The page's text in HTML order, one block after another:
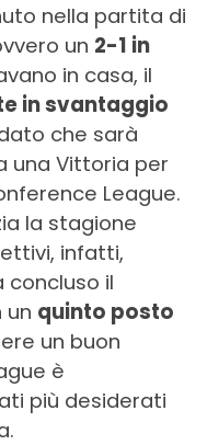
nella partita di
un 2-1 in
in casa, il
in svantaggio
che sarà
una Vittoria per
League.
la stagione
infatti,
concluso il
un quinto posto
un buon
è
più desiderati